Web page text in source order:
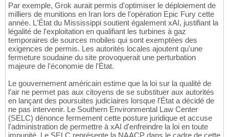
Par exemple, Grok aurait permis d'optimiser le déploiement de
milliers de munitions en Iran lors de l'opération Epic Fury cette
année. L'État du Mississippi soutient également xAI, justifiant la
légalité de l'exploitation en qualifiant les turbines à gaz
temporaires de sources mobiles qui sont exemptées des
exigences de permis. Les autorités locales ajoutent qu'une
fermeture soudaine du site provoquerait une perturbation
majeure de l'économie de l'État.
Le gouvernement américain estime que la loi sur la qualité de
l'air ne permet pas aux citoyens de se substituer aux autorités
en lançant des poursuites judiciaires lorsque l'État a décidé de
ne pas intervenir. Le Southern Environmental Law Center
(SELC) dénonce fermement cette posture juridique et accuse
l'administration de permettre à xAI d'enfreindre la loi en toute
impunité. Le SELC représente la NAACP dans le cadre de cette